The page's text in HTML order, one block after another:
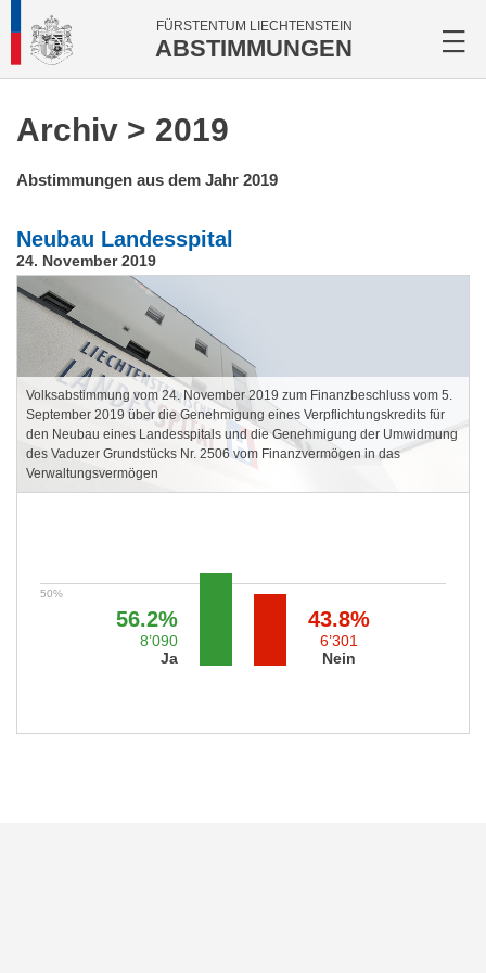
FÜRSTENTUM LIECHTENSTEIN
ABSTIMMUNGEN
Archiv > 2019
Abstimmungen aus dem Jahr 2019
Neubau Landesspital
24. November 2019
Volksabstimmung vom 24. November 2019 zum Finanzbeschluss vom 5.
September 2019 über die Genehmigung eines Verpflichtungskredits für
den Neubau eines Landesspitals und die Genehmigung der Umwidmung
des Vaduzer Grundstücks Nr. 2506 vom Finanzvermögen in das
Verwaltungsvermögen
56.2%
8’090
Ja
43.8%
6’301
Nein